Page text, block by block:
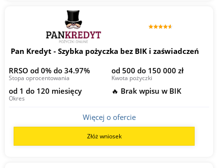
Pan Kredyt - Szybka pożyczka bez BIK i zaświadczeń
RRSO od 0% do 34.97%
Stopa oprocentowania
od 500 do 150 000 zł
Kwota pożyczki
od 1 do 120 miesięcy
Okres
🔥 Brak wpisu w BIK
Więcej o ofercie
Złóż wniosek